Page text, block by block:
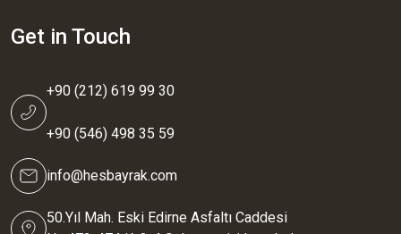
Get in Touch
+90 (212) 619 99 30
+90 (546) 498 35 59
info@hesbayrak.com
50.Yıl Mah. Eski Edirne Asfaltı Caddesi